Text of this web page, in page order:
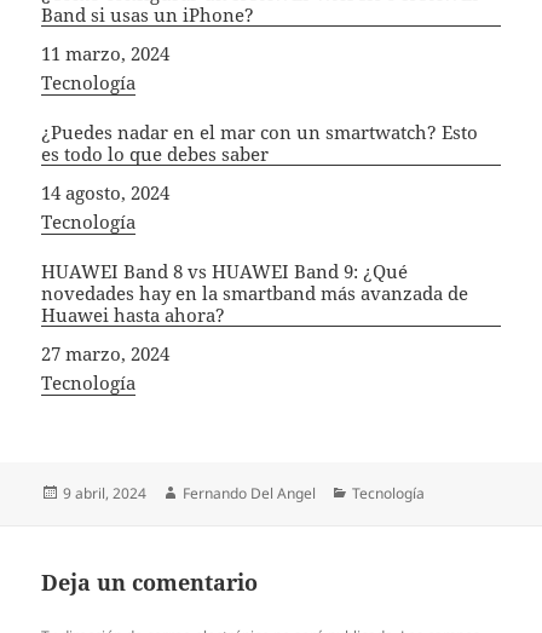
Band si usas un iPhone?
Fecha
11 marzo, 2024
In relation to
Tecnología
¿Puedes nadar en el mar con un smartwatch? Esto
es todo lo que debes saber
Fecha
14 agosto, 2024
In relation to
Tecnología
HUAWEI Band 8 vs HUAWEI Band 9: ¿Qué
novedades hay en la smartband más avanzada de
Huawei hasta ahora?
Fecha
27 marzo, 2024
In relation to
Tecnología
Publicado
9 abril, 2024 Autor
Fernando Del Angel Categorías
Tecnología
Deja un comentario